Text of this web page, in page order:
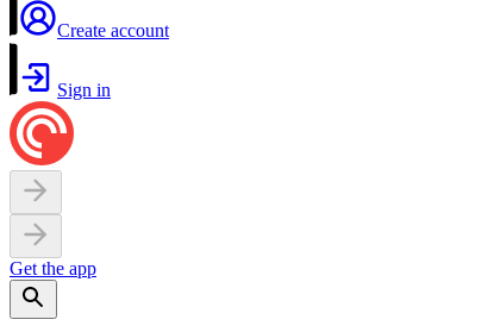
Create account
Sign in
Get the app